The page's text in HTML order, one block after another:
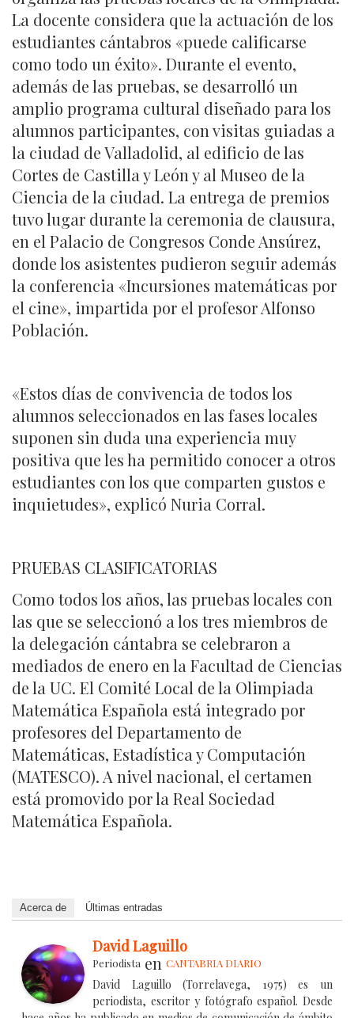
La docente considera que la actuación de los
estudiantes cántabros «puede calificarse
como todo un éxito». Durante el evento,
además de las pruebas, se desarrolló un
amplio programa cultural diseñado para los
alumnos participantes, con visitas guiadas a
la ciudad de Valladolid, al edificio de las
Cortes de Castilla y León y al Museo de la
Ciencia de la ciudad. La entrega de premios
tuvo lugar durante la ceremonia de clausura,
en el Palacio de Congresos Conde Ansúrez,
donde los asistentes pudieron seguir además
la conferencia «Incursiones matemáticas por
el cine», impartida por el profesor Alfonso
Población.
«Estos días de convivencia de todos los
alumnos seleccionados en las fases locales
suponen sin duda una experiencia muy
positiva que les ha permitido conocer a otros
estudiantes con los que comparten gustos e
inquietudes», explicó Nuria Corral.
PRUEBAS CLASIFICATORIAS
Como todos los años, las pruebas locales con
las que se seleccionó a los tres miembros de
la delegación cántabra se celebraron a
mediados de enero en la Facultad de Ciencias
de la UC. El Comité Local de la Olimpiada
Matemática Española está integrado por
profesores del Departamento de
Matemáticas, Estadística y Computación
(MATESCO). A nivel nacional, el certamen
está promovido por la Real Sociedad
Matemática Española.
Acerca de Últimas entradas
David Laguillo
Periodista en CANTABRIA DIARIO
David Laguillo (Torrelavega, 1975) es un
periodista, escritor y fotógrafo español. Desde